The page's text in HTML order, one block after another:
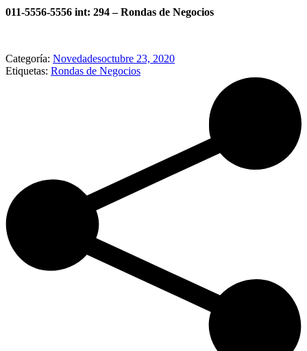
011-5556-5556 int: 294 – Rondas de Negocios
Categoría: Novedadesoctubre 23, 2020
Etiquetas: Rondas de Negocios